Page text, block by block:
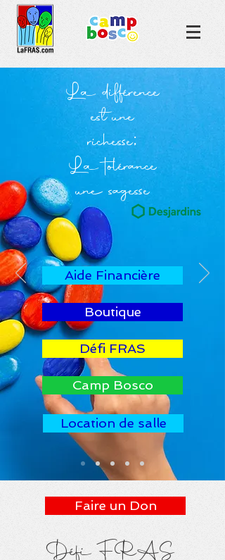
La différence
est une
richesse;
La tolérance
une sagesse
Aide Financière
Boutique
Défi FRAS
Camp Bosco
Location de salle
Faire un Don
Défi FRAS